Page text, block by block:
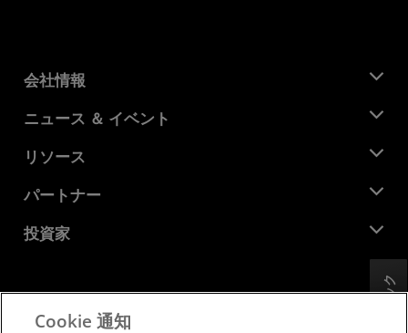
会社情報
AMD について
企業責任
キャリア
お問い合わせ
ニュース ＆ イベント
ニュースルーム
メディア ライブラリ
リソース
デベロッパー セントラル
ケース スタディ
パートナー
AMD パートナー ハブ
投資家
財務情報
取締役会
Cookie 通知